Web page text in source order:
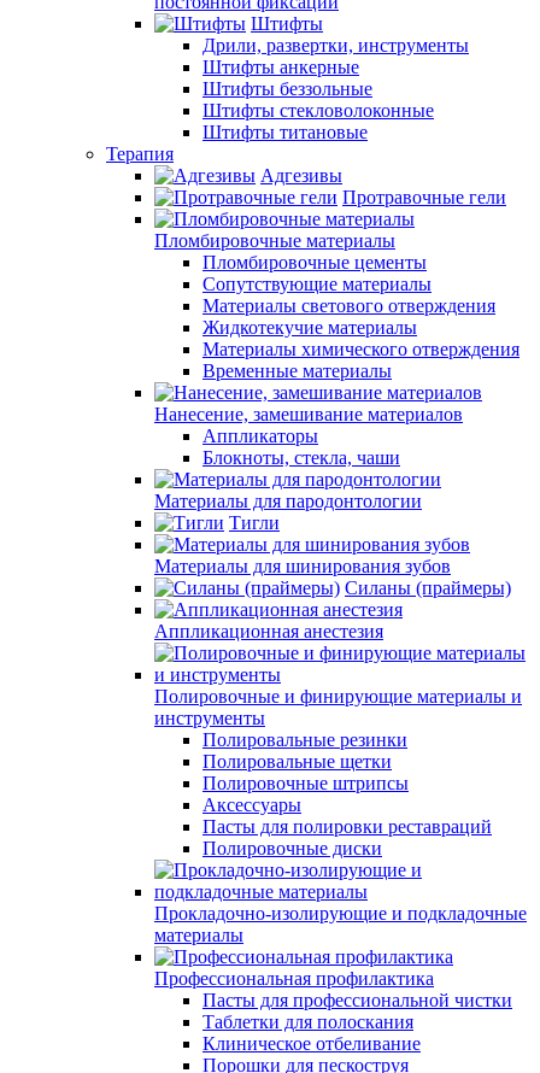
Штифты
Дрили, развертки, инструменты
Штифты анкерные
Штифты беззольные
Штифты стекловолоконные
Штифты титановые
Терапия
Адгезивы
Протравочные гели
Пломбировочные материалы
Пломбировочные цементы
Сопутствующие материалы
Материалы светового отверждения
Жидкотекучие материалы
Материалы химического отверждения
Временные материалы
Нанесение, замешивание материалов
Аппликаторы
Блокноты, стекла, чаши
Материалы для пародонтологии
Тигли
Материалы для шинирования зубов
Силаны (праймеры)
Аппликационная анестезия
Полировочные и финирующие материалы и
инструменты
Полировальные резинки
Полировальные щетки
Полировочные штрипсы
Аксессуары
Пасты для полировки реставраций
Полировочные диски
Прокладочно-изолирующие и подкладочные
материалы
Профессиональная профилактика
Пасты для профессиональной чистки
Таблетки для полоскания
Клиническое отбеливание
Порошки для пескоструя